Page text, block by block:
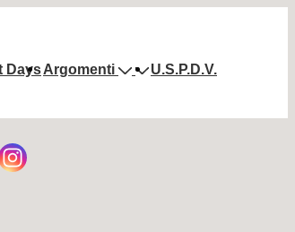
DaysArgomenti U.S.P.D.V.